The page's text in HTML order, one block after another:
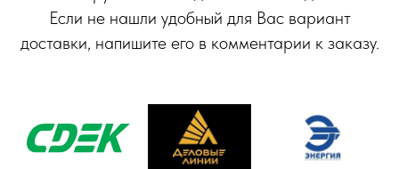
Если не нашли удобный для Вас вариант
доставки, напишите его в комментарии к заказу.